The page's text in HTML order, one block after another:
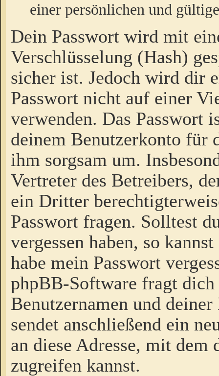
einer persönlichen und
Dein Passwort wird mit
Verschlüsselung (Hash)
sicher ist. Jedoch wird dir
Passwort nicht auf einer
verwenden. Das Passwort
deinem Benutzerkonto für
ihm sorgsam um.
Vertreter des Betreibers,
ein Dritter
Passwort fragen. Solltest
vergessen haben, so
habe mein Passwort
phpBB-Software fragt dich
Benutzernamen und
sendet anschließend ein
an diese Adresse, mit dem
zugreifen kannst.